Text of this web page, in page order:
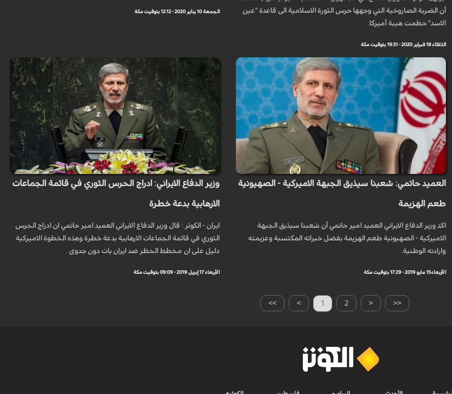
أن الضربة الصاروخية التي وجهها حرس الثورة الاسلامية الى قاعدة "عين
الاسد" حطمت هيبة أميركا.
الثلاثاء 18 فبراير 2020 - 19:31 بتوقيت مكة
الجمعة 10 يناير 2020 - 12:12 بتوقيت مكة
العميد حاتمي: شعبنا سيذيق الجبهة الاميركية - الصهيونية
طعم الهزيمة
اكد وزير الدفاع الايراني العميد امير حاتمي أن شعبنا سيذيق الجبهة
الاميركية - الصهيونية طعم الهزيمة بفضل خبراته المكتسبة وعزيمته
وارادته الوطنية.
الأربعاء 15 مايو 2019 - 17:29 بتوقيت مكة
وزير الدفاع الايراني: ادراج الحرس الثوري في قائمة الجماعات
الارهابية بدعة خطرة
ايران - الكوثر : قال وزير الدفاع الايراني العميد امير حاتمي ان ادراج الحرس
الثوري في قائمة الجماعات الارهابية بدعة خطرة وهذه الخطوة الاميركية
دليل على ان مخطط الحظر ضد ايران بات دون جدوى .
الأربعاء 17 إبريل 2019 - 09:09 بتوقيت مكة
>> > 1 2 < <<